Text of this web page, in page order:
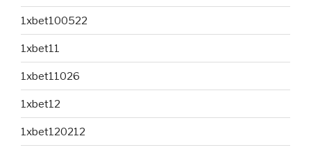
1xbet100522
1xbet11
1xbet11026
1xbet12
1xbet120212